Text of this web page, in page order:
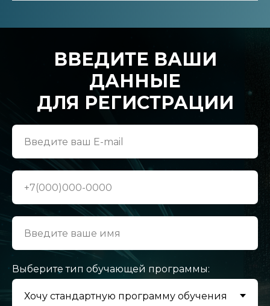
ВВЕДИТЕ ВАШИ
ДАННЫЕ
ДЛЯ РЕГИСТРАЦИИ
Выберите тип обучающей программы: